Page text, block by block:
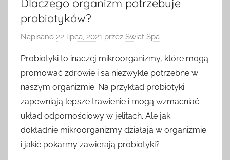
Dlaczego organizm potrzebuje
probiotyków?
Napisano 22 lipca, 2021 przez Swiat Spa
Probiotyki to inaczej mikroorganizmy, które mogą
promować zdrowie i są niezwykle potrzebne w
naszym organizmie. Na przykład probiotyki
zapewniają lepsze trawienie i mogą wzmacniać
układ odpornościowy w jelitach. Ale jak
dokładnie mikroorganizmy działają w organizmie
i jakie pokarmy zawierają probiotyki?